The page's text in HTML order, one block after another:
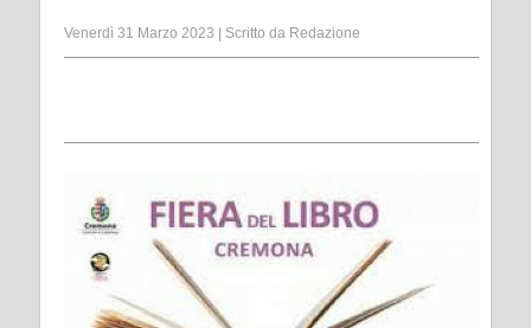
Venerdì 31 Marzo 2023 Scritto da Redazione